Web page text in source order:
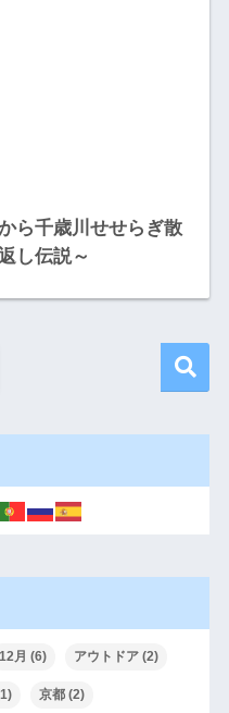
ら千歳川せせらぎ散
し伝説～
12月 (6) アウトドア(2)
京都(2)